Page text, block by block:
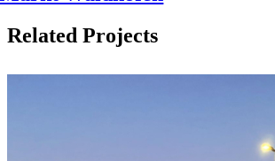
Related Projects